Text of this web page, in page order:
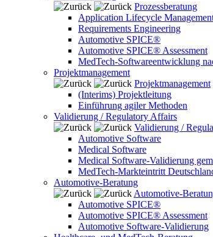
Prozessberatung
Application Lifecycle
Requirements Engineering
Automotive SPICE®
Automotive SPICE® Assessment
MedTech-Softwareentwicklung
Projektmanagement
Projektmanagement
(Interims) Projektleitung
Einführung agiler Methoden
Validierung / Regulatory Affairs
Validierung /
Automotive Software
Medical Software
Medical Software-Validierung
MedTech-Markteintritt
Automotive-Beratung
Automotive-
Automotive SPICE®
Automotive SPICE® Assessment
Automotive Software-Validierung